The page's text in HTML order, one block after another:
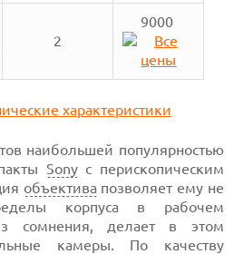
2
9000
наибольшей популярностью
Sonyс перископическим
объективапозволяет ему не
корпуса в рабочем
сомнения, делает в этом
камеры. По качеству